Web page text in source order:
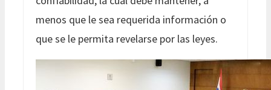
menos que le sea requerida información o
que se le permita revelarse por las leyes.